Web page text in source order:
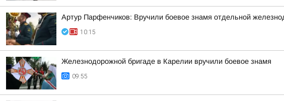
Артур Парфенчиков: Вручили боевое знамя отдельной
10:15
Железнодорожной бригаде в Карелии вручили боевое знамя
09:55